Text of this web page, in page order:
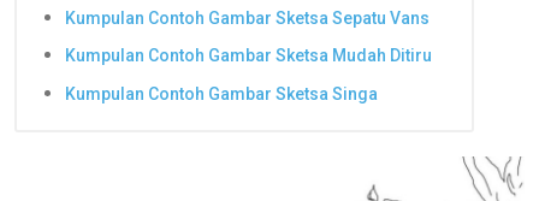
Kumpulan Contoh Gambar Sketsa Sepatu Vans
Kumpulan Contoh Gambar Sketsa Mudah Ditiru
Kumpulan Contoh Gambar Sketsa Singa